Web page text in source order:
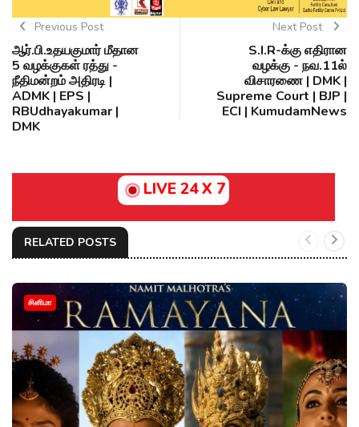
Previous Post
ஆர்.பி.உதயகுமார் மீதான
5 வழக்குகள் ரத்து -
நீதிமன்றம் அதிரடி |
ADMK | EPS |
RBUdhayakumar |
DMK
Next Post
S.I.R-க்கு எதிரான
வழக்கு - நவ.11ல்
விசாரணை | DMK |
Supreme Court | BJP |
ECI | KumudamNews
LIVE 24 X 7
RELATED POSTS
சினிமா